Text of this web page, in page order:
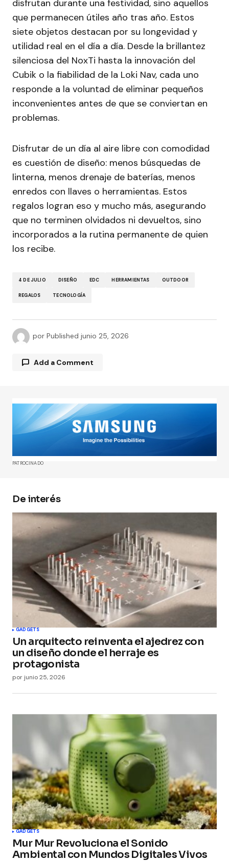
disfrutan durante una festividad, sino aquellos
que permanecen útiles año tras año. Estos
siete objetos destacan por su longevidad y
utilidad real en el día a día. Desde la brillantez
silenciosa del NoxTi hasta la innovación del
Cubik o la fiabilidad de la Loki Nav, cada uno
responde a la voluntad de eliminar pequeños
inconvenientes antes de que se conviertan en
problemas.
Disfrutar de un día al aire libre con comodidad
es cuestión de diseño: menos búsquedas de
linterna, menos drenaje de baterías, menos
enredos con llaves o herramientas. Estos
regalos logran eso y mucho más, asegurando
que no terminen olvidados ni devueltos, sino
incorporados a la rutina permanente de quien
los recibe.
4 DE JULIO DISEÑO EDC HERRAMIENTAS OUTDOOR
REGALOS TECNOLOGÍA
por Published junio 25, 2026
Add a Comment
Tu dirección de correo electrónico no será
publicada.Los campos obligatorios están
marcados con*
Comment*
Your Name*
Your E-mail*
Guarda mi nombre, correo electrónico y web en
este navegador para la próxima vez que
comente.
Submit Comment
PATROCINADO
De interés
GADGETS
Un arquitecto reinventa el ajedrez con
un diseño donde el herraje es
protagonista
por junio 25, 2026
GADGETS
Mur Mur Revoluciona el Sonido
Ambiental con Mundos Digitales Vivos